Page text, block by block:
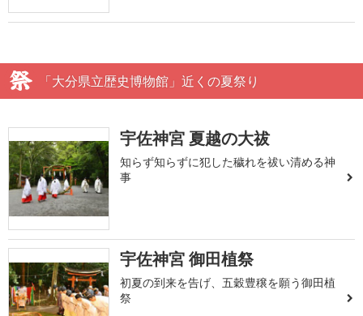
「大分県立歴史博物館」近くの夏祭り
宇佐神宮 夏越の大祓
知らず知らずに犯した穢れを祓い清める神
事
宇佐神宮 御田植祭
初夏の到来を告げ、五穀豊穣を願う御田植
祭